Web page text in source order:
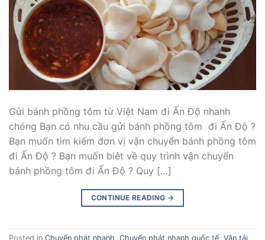
Gửi bánh phồng tôm từ Việt Nam đi Ấn Độ nhanh
chóng Bạn có nhu cầu gửi bánh phồng tôm đi Ấn Độ ?
Bạn muốn tìm kiếm đơn vị vận chuyển bánh phồng tôm
đi Ấn Độ ? Bạn muốn biêt về quy trình vận chuyển
bánh phồng tôm đi Ấn Độ ? Quy […]
CONTINUE READING →
Posted in Chuyển phát nhanh Chuyển phát nhanh quốc tế Vận tải